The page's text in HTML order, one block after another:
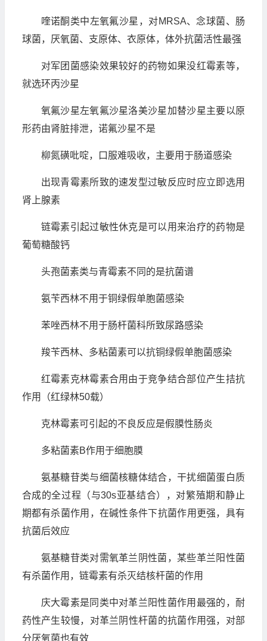
喹诺酮类中左氧氟沙星，对MRSA、念球菌、肠
球菌，厌氧菌、支原体、衣原体，体外抗菌活性最强
对军团菌感染效果较好的药物如果没红霉素等，
就选环丙沙星
氧氟沙星左氧氟沙星洛美沙星加替沙星主要以原
形药由肾脏排泄，诺氟沙星不是
柳氮磺吡啶，口服难吸收，主要用于肠道感染
出现青霉素所致的速发型过敏反应时应立即选用
肾上腺素
链霉素引起过敏性休克是可以用来治疗的药物是
葡萄糖酸钙
头孢菌素类与青霉素不同的是抗菌谱
氨苄西林不用于铜绿假单胞菌感染
苯唑西林不用于肠杆菌科所致尿路感染
羧苄西林、多粘菌素可以抗铜绿假单胞菌感染
红霉素克林霉素合用由于竞争结合部位产生拮抗
作用（红绿林50载）
克林霉素可引起的不良反应是假膜性肠炎
多粘菌素B作用于细胞膜
氨基糖苷类与细菌核糖体结合，干扰细菌蛋白质
合成的全过程（与30s亚基结合），对繁殖期和静止
期都有杀菌作用，在碱性条件下抗菌作用更强，具有
抗菌后效应
氨基糖苷类对需氧革兰阴性菌，某些革兰阳性菌
有杀菌作用，链霉素有杀灭结核杆菌的作用
庆大霉素是同类中对革兰阳性菌作用最强的，耐
药性产生较慢，对革兰阴性杆菌的抗菌作用强，对部
分厌氧菌也有效